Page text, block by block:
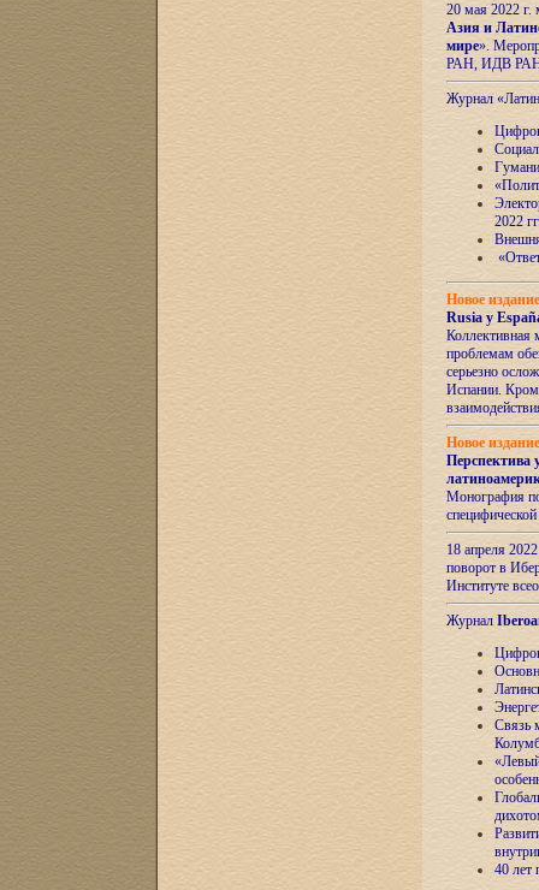
20 мая 2022
Азия и
мире».
РАН, ИДВ
Журнал
2022
Новое
Rusia y
Коллективная
проблемам
серьезно
Испании.
Новое
Перспектива
Монография
18 апреля
поворот в
Институте
Журнал
Связь
40 лет